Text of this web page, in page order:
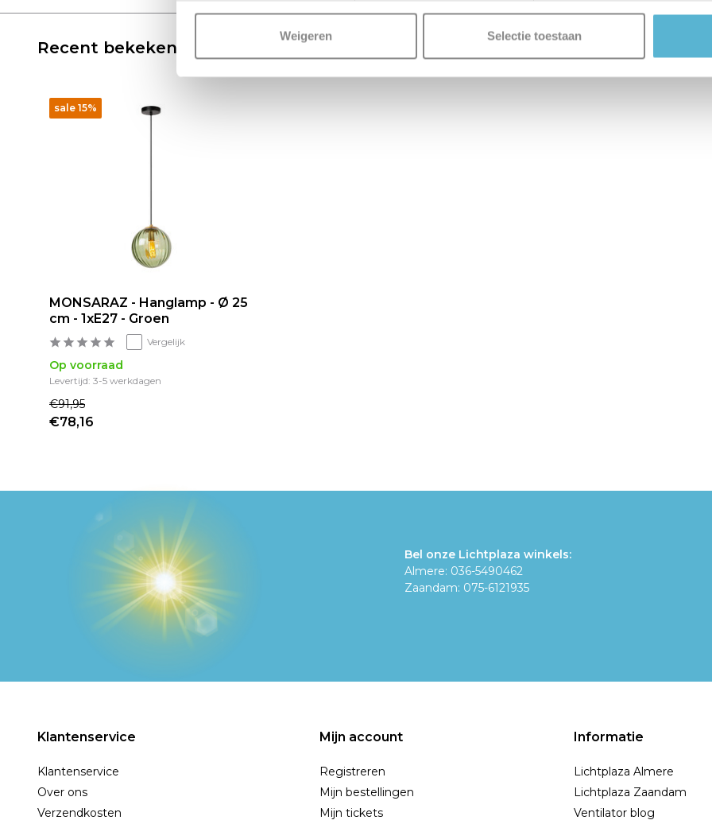
Weigeren Selectie toestaan
Recent bekeken
sale 15%
MONSARAZ - Hanglamp - Ø 25
cm - 1xE27 - Groen
Vergelijk
Op voorraad
Levertijd: 3-5 werkdagen
€91,95
€78,16
Bel onze Lichtplaza winkels:
Almere: 036-5490462
Zaandam: 075-6121935
Klantenservice
Klantenservice
Over ons
Verzendkosten
Mijn account
Registreren
Mijn bestellingen
Mijn tickets
Informatie
Lichtplaza Almere
Lichtplaza Zaandam
Ventilator blog